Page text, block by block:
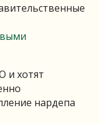
и хотят
нардепа